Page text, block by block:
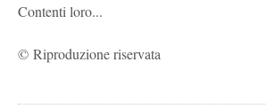
Contenti loro...
© Riproduzione riservata